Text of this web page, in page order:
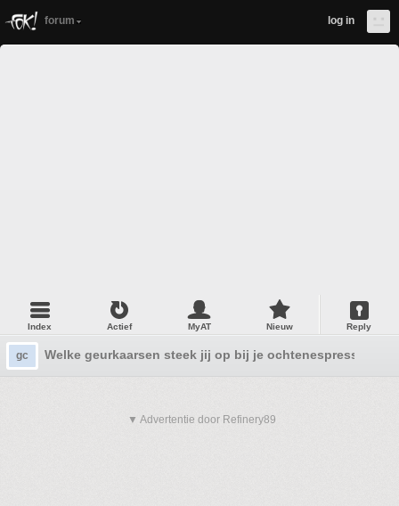
forum log in
Index Actief MyAT Nieuw Reply
gc Welke geurkaarsen steek jij op bij je ochtenespresso?
▼ Advertentie door Refinery89